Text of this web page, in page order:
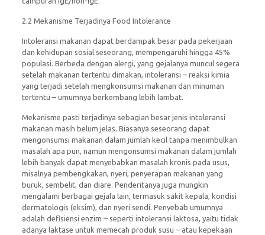
2.2 Mekanisme Terjadinya Food Intolerance
Intoleransi makanan dapat berdampak besar pada pekerjaan
dan kehidupan sosial seseorang, mempengaruhi hingga 45%
populasi. Berbeda dengan alergi, yang gejalanya muncul segera
setelah makanan tertentu dimakan, intoleransi – reaksi kimia
yang terjadi setelah mengkonsumsi makanan dan minuman
tertentu – umumnya berkembang lebih lambat.
Mekanisme pasti terjadinya sebagian besar jenis intoleransi
makanan masih belum jelas. Biasanya seseorang dapat
mengonsumsi makanan dalam jumlah kecil tanpa menimbulkan
masalah apa pun, namun mengonsumsi makanan dalam jumlah
lebih banyak dapat menyebabkan masalah kronis pada usus,
misalnya pembengkakan, nyeri, penyerapan makanan yang
buruk, sembelit, dan diare. Penderitanya juga mungkin
mengalami berbagai gejala lain, termasuk sakit kepala, kondisi
dermatologis (eksim), dan nyeri sendi. Penyebab umumnya
adalah defisiensi enzim – seperti intoleransi laktosa, yaitu tidak
adanya laktase untuk memecah produk susu – atau kepekaan